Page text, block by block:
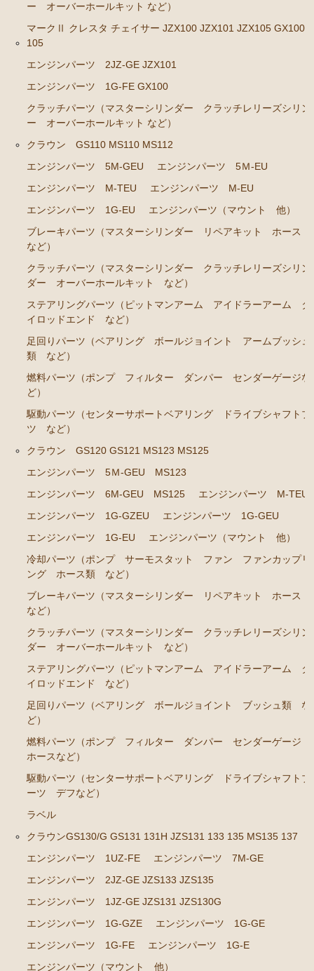
駆動パーツ（センターサポートベアリング ドライブ
シャフトブーツ など）
エンジンパーツ 5Ｍ-GEU MS123
エンジンパーツ 6M-GEU MS125
エンジンパーツ M-TEU
エンジンパーツ 1G-GZEU
エンジンパーツ 1G-GEU
冷却パーツ（ポンプ サーモスタット ファン ファ
ンカップリング ホース類 など）
ブレーキパーツ（マスターシリンダー リペアキッ
ト ホース など）
クラッチパーツ（マスターシリンダー クラッチレリ
ーズシリンダー オーバーホールキット など）
ステアリングパーツ（ピットマンアーム アイドラー
アーム タイロッドエンド など）
シュ類 など）
ーゲージ ホースなど）
シャフトブーツ デフなど）
ラベル
137
エンジンパーツ 1UZ-FE
エンジンパーツ 7M-GE
エンジンパーツ 2JZ-GE JZS133 JZS135
エンジンパーツ 1JZ-GE JZS131 JZS130G
エンジンパーツ 1G-GZE
エンジンパーツ 1G-GE
エンジンパーツ 1G-FE
エンジンパーツ 1G-E
エンジンパーツ（マウント 他）
ト ホース など）
クラッチパーツ（マスターシリンダー クラッチレリ
ーズシリンダー オーバーホールキット など）
ステアリングパーツ（ピットマンアーム アイドラー
アーム タイロッドエンド など）
足回りパーツ（ベアリング ボールジョイント ブッ
シュ類 など）
クラウン/クラウンマジェスタ JZS14# UZS141 143 147
ー オーバーホールキット など）
マークⅡ クレスタ チェイサー JZX100 JZX101 JZX105 GX100
105
エンジンパーツ 2JZ-GE JZX101
エンジンパーツ 1G-FE GX100
クラッチパーツ（マスターシリンダー クラッチレリーズシリン
ー オーバーホールキット など）
クラウン GS110 MS110 MS112
エンジンパーツ 5M-GEU
エンジンパーツ 5Ｍ-EU
エンジンパーツ M-TEU
エンジンパーツ M-EU
エンジンパーツ 1G-EU
エンジンパーツ（マウント 他）
ブレーキパーツ（マスターシリンダー リペアキット ホース
など）
クラッチパーツ（マスターシリンダー クラッチレリーズシリン
ダー オーバーホールキット など）
ステアリングパーツ（ピットマンアーム アイドラーアーム タ
イロッドエンド など）
足回りパーツ（ベアリング ボールジョイント アームブッシュ
類 など）
燃料パーツ（ポンプ フィルター ダンパー センダーゲージな
ど）
駆動パーツ（センターサポートベアリング ドライブシャフトブ
ツ など）
クラウン GS120 GS121 MS123 MS125
エンジンパーツ 5Ｍ-GEU MS123
エンジンパーツ 6M-GEU MS125
エンジンパーツ M-TEU
エンジンパーツ 1G-GZEU
エンジンパーツ 1G-GEU
エンジンパーツ 1G-EU
エンジンパーツ（マウント 他）
冷却パーツ（ポンプ サーモスタット ファン ファンカップリ
ング ホース類 など）
ブレーキパーツ（マスターシリンダー リペアキット ホース
など）
クラッチパーツ（マスターシリンダー クラッチレリーズシリン
ダー オーバーホールキット など）
ステアリングパーツ（ピットマンアーム アイドラーアーム タ
イロッドエンド など）
足回りパーツ（ベアリング ボールジョイント ブッシュ類 な
ど）
燃料パーツ（ポンプ フィルター ダンパー センダーゲージ
ホースなど）
駆動パーツ（センターサポートベアリング ドライブシャフトブ
ーツ デフなど）
ラベル
クラウンGS130/G GS131 131H JZS131 133 135 MS135 137
エンジンパーツ 1UZ-FE
エンジンパーツ 7M-GE
エンジンパーツ 2JZ-GE JZS133 JZS135
エンジンパーツ 1JZ-GE JZS131 JZS130G
エンジンパーツ 1G-GZE
エンジンパーツ 1G-GE
エンジンパーツ 1G-FE
エンジンパーツ 1G-E
エンジンパーツ（マウント 他）